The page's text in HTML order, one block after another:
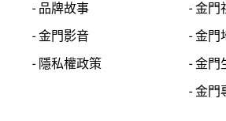
- 品牌故事
- 金門影音
- 隱私權政策
- 金門
- 金門
- 金門
- 金門